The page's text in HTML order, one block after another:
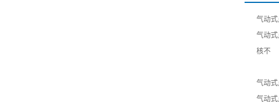
气动
气动
核不
气动
气动